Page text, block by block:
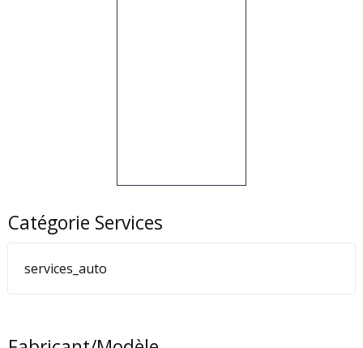
Catégorie Services
services_auto